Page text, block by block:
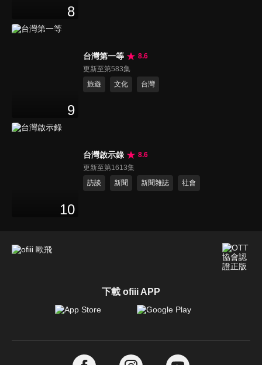
8
9
台灣第一等
8.6
更新至第583集
旅遊
文化 台灣
10
台灣啟示錄
8.6
更新至第1613集
訪談
新聞 新聞雜誌 社會
下載 ofiii APP